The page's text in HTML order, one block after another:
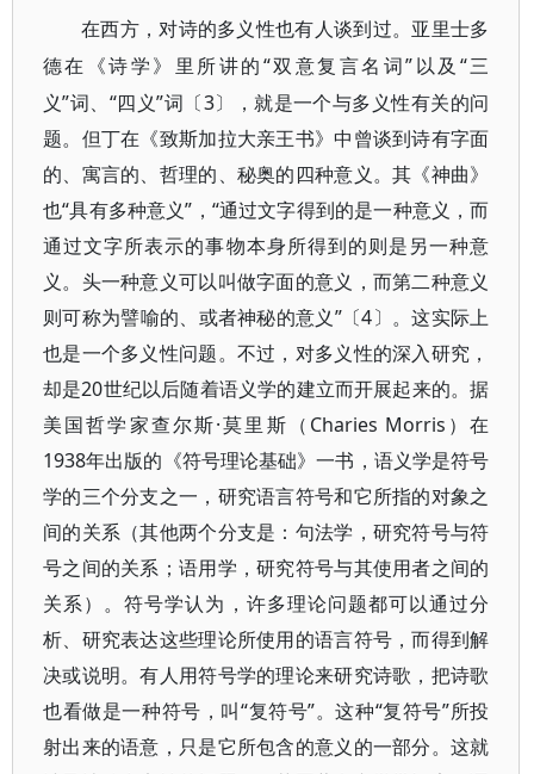
在西方，对诗的多义性也有人谈到过。亚里士多
德在《诗学》里所讲的 “双意复言名词”以及“三
义”词、“四义”词〔3〕，就是一个与多义性有关的问
题。但丁在《致斯加拉大亲王书》中曾谈到诗有字面
的、寓言的、哲理的、秘奥的四种意义。其《神曲》
也“具有多种意义”，“通过文字得到的是一种意义，而
通过文字所表示的事物本身所得到的则是另一种意
义。头一种意义可以叫做字面的意义，而第二种意义
则可称为譬喻的、或者神秘的意义”〔4〕。这实际上
也是一个多义性问题。不过，对多义性的深入研究，
却是20世纪以后随着语义学的建立而开展起来的。据
美国哲学家查尔斯·莫里斯（Charies Morris）在
1938年出版的《符号理论基础》一书，语义学是符号
学的三个分支之一，研究语言符号和它所指的对象之
间的关系（其他两个分支是：句法学，研究符号与符
号之间的关系；语用学，研究符号与其使用者之间的
关系）。符号学认为，许多理论问题都可以通过分
析、研究表达这些理论所使用的语言符号，而得到解
决或说明。有人用符号学的理论来研究诗歌，把诗歌
也看做是一种符号，叫“复符号”。这种“复符号”所投
射出来的语意，只是它所包含的意义的一部分。这就